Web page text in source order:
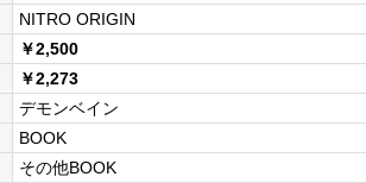
NITRO ORIGIN
￥2,500
￥2,273
デモンベイン
BOOK
その他BOOK